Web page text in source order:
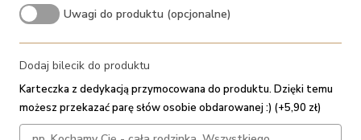
Uwagi do produktu (opcjonalne)
Dodaj bilecik do produktu
Karteczka z dedykacją przymocowana do produktu. Dzięki temu
możesz przekazać parę słów osobie obdarowanej :) (+5,90 zł)